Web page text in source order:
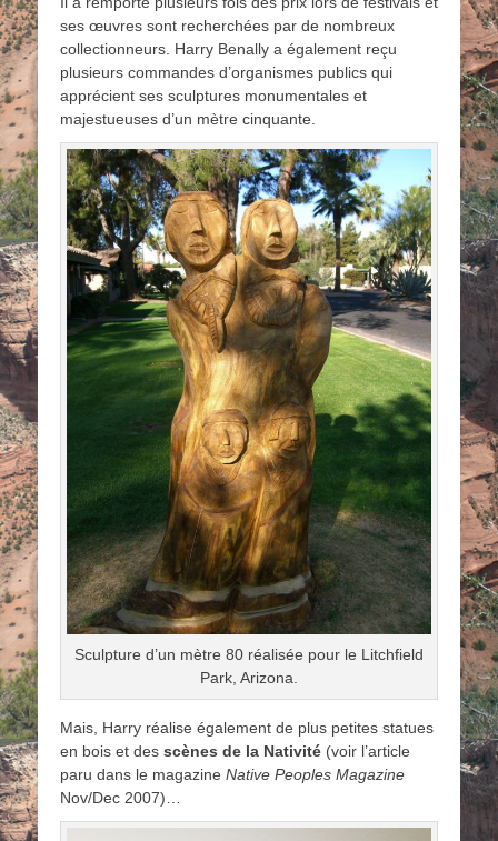
ses œuvres sont recherchées par de nombreux
collectionneurs. Harry Benally a également reçu
plusieurs commandes d’organismes publics qui
apprécient ses sculptures monumentales et
majestueuses d’un mètre cinquante.
Sculpture d’un mètre 80 réalisée pour le Litchfield
Park, Arizona.
Mais, Harry réalise également de plus petites statues
en bois et des scènes de la Nativité (voir l’article
paru dans le magazine Native Peoples Magazine
Nov/Dec 2007)…